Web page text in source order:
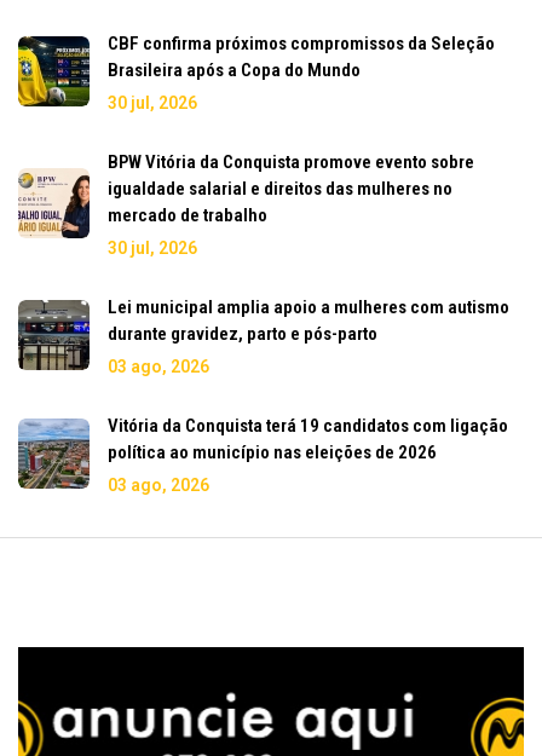
CBF confirma próximos compromissos da Seleção
Brasileira após a Copa do Mundo
30 jul, 2026
BPW Vitória da Conquista promove evento sobre
igualdade salarial e direitos das mulheres no
mercado de trabalho
30 jul, 2026
Lei municipal amplia apoio a mulheres com autismo
durante gravidez, parto e pós-parto
03 ago, 2026
Vitória da Conquista terá 19 candidatos com ligação
política ao município nas eleições de 2026
03 ago, 2026